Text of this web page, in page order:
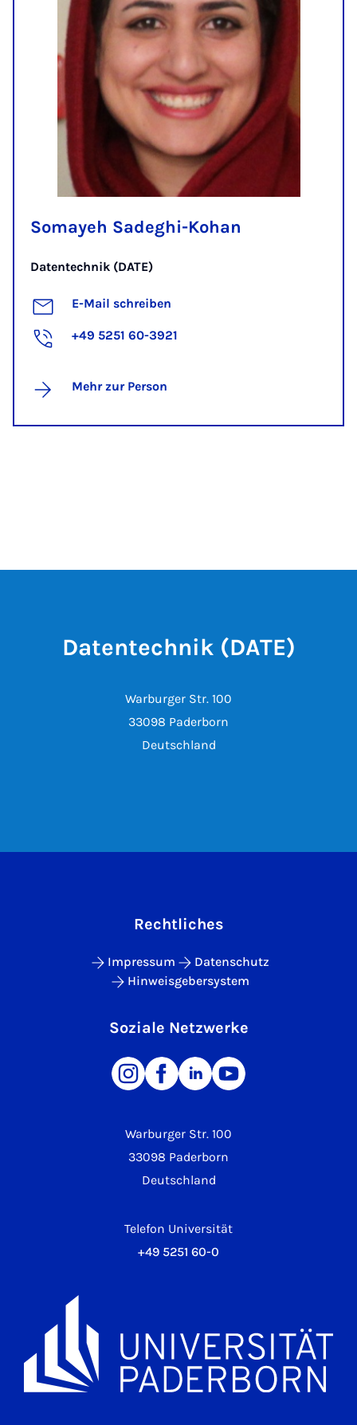
Somayeh Sadeghi-Kohan
Datentechnik (DATE)
E-Mail schreiben
+49 5251 60-3921
Mehr zur Person
Datentechnik (DATE)
Warburger Str. 100
33098 Paderborn
Deutschland
Warburger Str. 100
33098 Paderborn
Deutschland
Telefon Universität
+49 5251 60-0
Rechtliches
Impressum
Datenschutz
Hinweisgebersystem
Soziale Netzwerke